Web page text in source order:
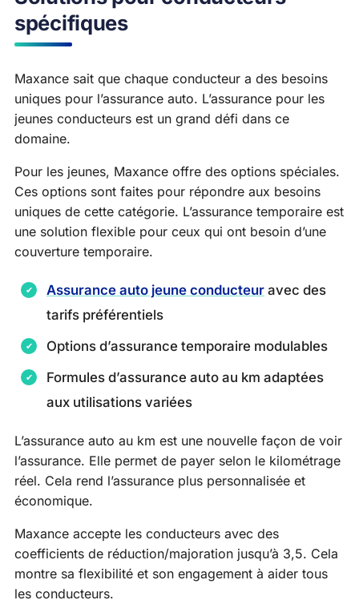
spécifiques
Maxance sait que chaque conducteur a des besoins
uniques pour l’assurance auto. L’assurance pour les
jeunes conducteurs est un grand défi dans ce
domaine.
Pour les jeunes, Maxance offre des options spéciales.
Ces options sont faites pour répondre aux besoins
uniques de cette catégorie. L’assurance temporaire est
une solution flexible pour ceux qui ont besoin d’une
couverture temporaire.
Assurance auto jeune conducteur avec des
tarifs préférentiels
Options d’assurance temporaire modulables
Formules d’assurance auto au km adaptées
aux utilisations variées
L’assurance auto au km est une nouvelle façon de voir
l’assurance. Elle permet de payer selon le kilométrage
réel. Cela rend l’assurance plus personnalisée et
économique.
Maxance accepte les conducteurs avec des
coefficients de réduction/majoration jusqu’à 3,5. Cela
montre sa flexibilité et son engagement à aider tous
les conducteurs.